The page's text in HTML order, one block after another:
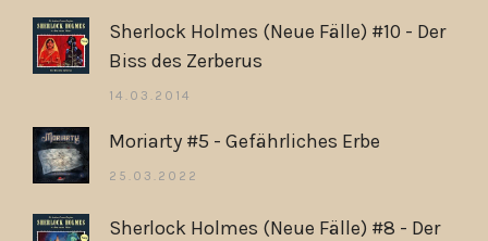
Sherlock Holmes (Neue Fälle) #10 - Der
Biss des Zerberus
14.03.2014
Moriarty #5 - Gefährliches Erbe
25.03.2022
Sherlock Holmes (Neue Fälle) #8 - Der